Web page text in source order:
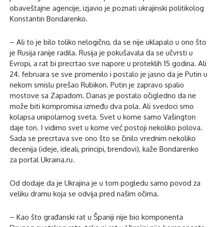
obaveštajne agencije, izjavio je poznati ukrajinski politikolog
Konstantin Bondarenko.
– Ali to je bilo toliko nelogično, da se nije uklapalo u ono što
je Rusija ranije radila. Rusija je pokušavala da se učvrsti u
Evropi, a rat bi precrtao sve napore u proteklih 15 godina. Ali
24. februara se sve promenilo i postalo je jasno da je Putin u
nekom smislu prešao Rubikon. Putin je zapravo spalio
mostove sa Zapadom. Danas je postalo očigledno da ne
može biti kompromisa između dva pola. Ali svedoci smo
kolapsa unipolarnog sveta. Svet u kome samo Vašington
daje ton. I vidimo svet u kome već postoji nekoliko polova.
Sada se precrtava sve ono što se činilo vrednim nekoliko
decenija (ideje, ideali, principi, brendovi), kaže Bondarenko
za portal Ukraina.ru.
Od dodaje da je Ukrajina je u tom pogledu samo povod za
veliku dramu koja se odvija pred našim očima.
– Kao što građanski rat u Španiji nije bio komponenta